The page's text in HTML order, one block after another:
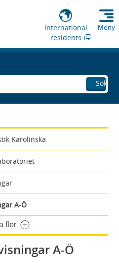
International
residents
Meny
Sök
Karolinska
A-Ö
fler
A-Ö